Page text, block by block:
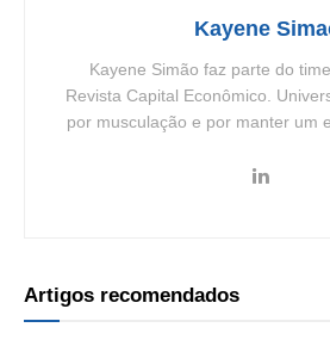
Kayene
Kayene Simão faz parte do
Revista Capital Econômico.
por musculação e por manter um
Artigos recomendados